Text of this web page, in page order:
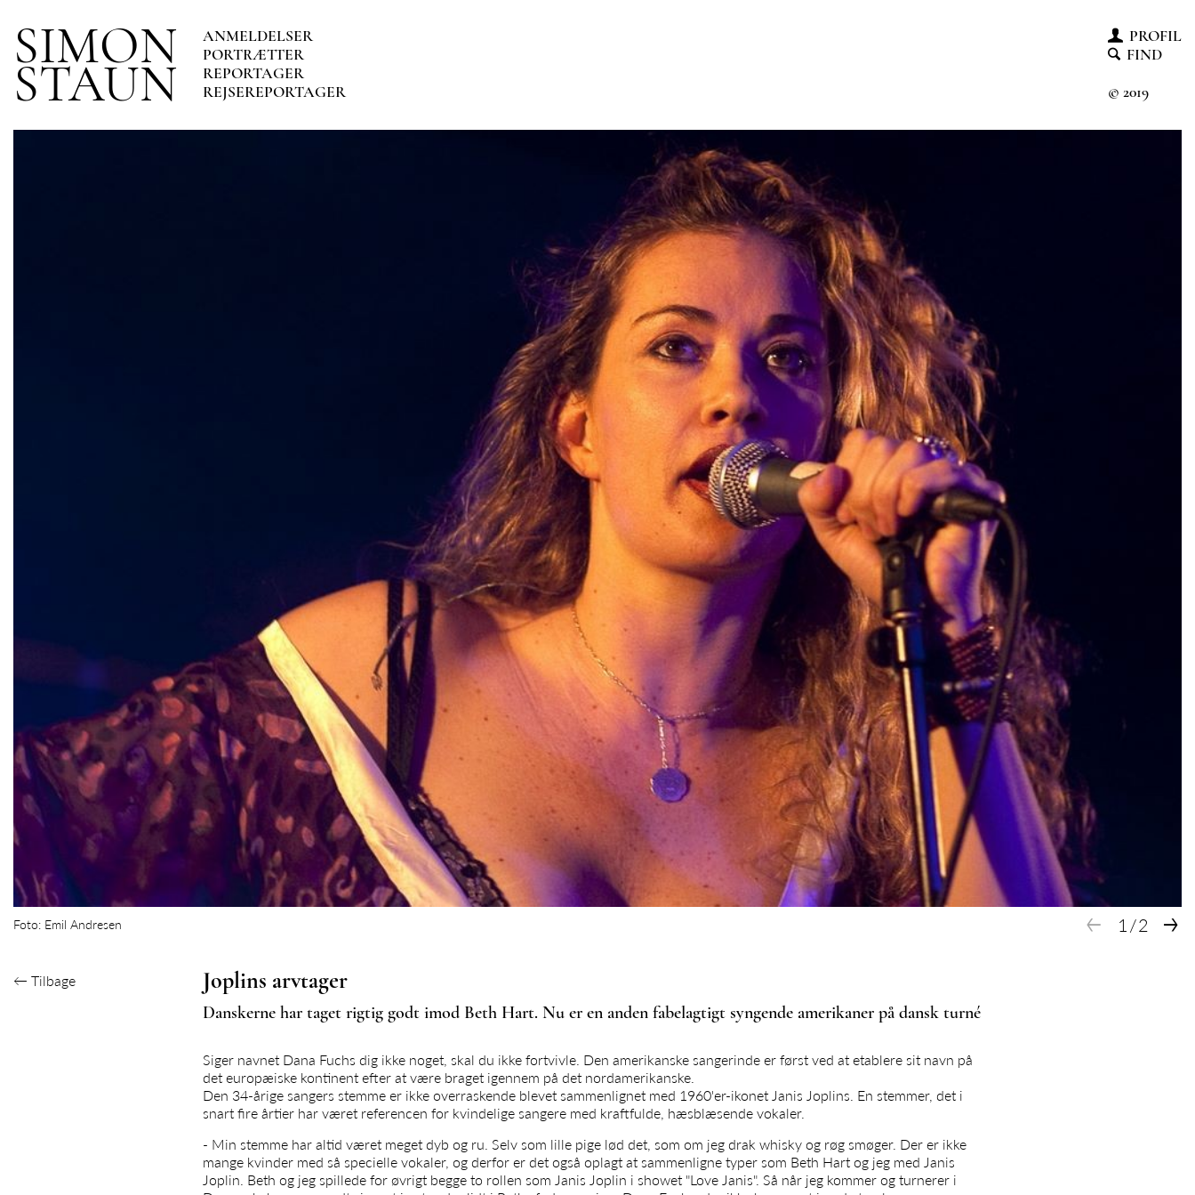
SIMON
STAUN
ANMELDELSER
PORTRÆTTER
REPORTAGER
REJSEREPORTAGER
PROFIL
FIND
© 2019
Foto: Emil Andresen 1 /2
← →
← Tilbage Joplins arvtager
Danskerne har taget rigtig godt imod Beth Hart. Nu er en anden fabelagtigt syngende amerikaner på dansk turné
Siger navnet Dana Fuchs dig ikke noget, skal du ikke fortvivle. Den amerikanske sangerinde er først ved at etablere sit navn på
det europæiske kontinent efter at være braget igennem på det nordamerikanske.
Den 34-årige sangers stemme er ikke overraskende blevet sammenlignet med 1960'er-ikonet Janis Joplins. En stemmer, det i
snart fire årtier har været referencen for kvindelige sangere med kraftfulde, hæsblæsende vokaler.
- Min stemme har altid været meget dyb og ru. Selv som lille pige lød det, som om jeg drak whisky og røg smøger. Der er ikke
mange kvinder med så specielle vokaler, og derfor er det også oplagt at sammenligne typer som Beth Hart og jeg med Janis
Joplin. Beth og jeg spillede for øvrigt begge to rollen som Janis Joplin i showet "Love Janis". Så når jeg kommer og turnerer i